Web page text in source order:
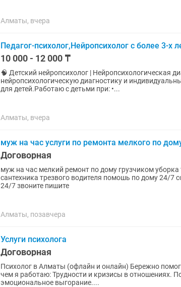
Алматы, вчера
Педагог-психолог,Нейропсихолог с более 3-
10 000 - 12 000 ₸
🧠 Детский нейропсихолог | Нейропсихологическая
нейропсихологическую диагностику и
для детей.Работаю с детьми при: •...
Алматы, вчера
муж на час услуги по ремонта мелкого по
Договорная
муж на час мелкий ремонт по дому грузчиком
сантехника трезвого водителя помошь по дому 24/7
24/7 звоните пишите
Алматы, позавчера
Услуги психолога
Договорная
Психолог в Алматы (офлайн и онлайн) Бережно
чем я работаю: Трудности и кризисы в отношениях.
эмоциональное выгорание....